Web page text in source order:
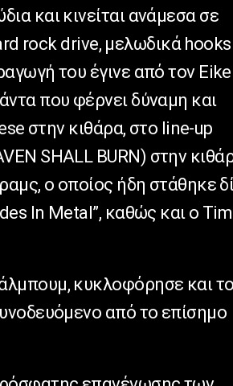
και κινείται ανάμεσα σε
rock drive, μελωδικά hooks
του έγινε από τον Eike
που φέρνει δύναμη και
στην κιθάρα, στο line-up
SHALL BURN) στην
ο οποίος ήδη στάθηκε
In Metal”, καθώς και ο Tim
κυκλοφόρησε και το
από το επίσημο